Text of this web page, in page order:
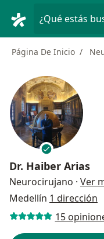
¿Qué estás
Página De Inicio
Dr. Haiber Arias
Neurocirujano · Ver
Medellín 1 dirección
15